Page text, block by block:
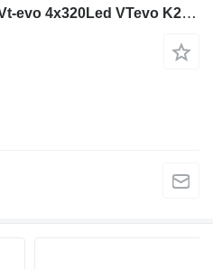
Generac Light Tower Led Vt-evo 4x320Led VTevo K2 Z482